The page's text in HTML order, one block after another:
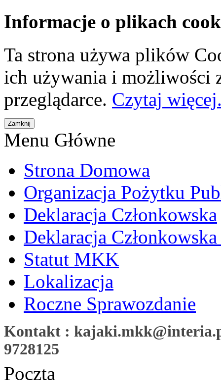
Informacje o plikach
Ta strona używa plików
ich używania i możliwości
przeglądarce. Czytaj
Menu Główne
Strona Domowa
Organizacja Pożytku
Deklaracja Członkowska
Deklaracja
Statut MKK
Lokalizacja
Roczne Sprawozdanie
Kontakt :
9728125
Poczta